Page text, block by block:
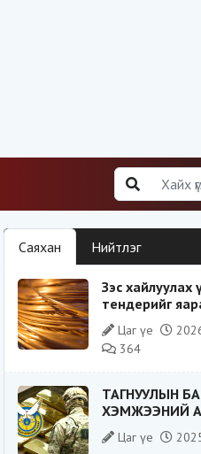
Саяхан Нийтлэг
Зэс хайлуулах
тендерийг
“Үндэсний
эрсдэлтэй юу?
Цаг үе
364
ТАГНУУЛЫН
ХЭМЖЭЭНИЙ
БУСААР
БАЙСАН
Цаг үе